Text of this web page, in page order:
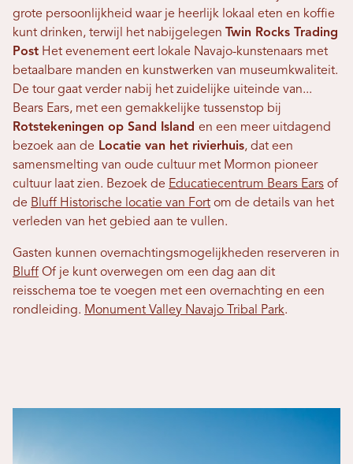
grote persoonlijkheid waar je heerlijk lokaal eten en koffie
kunt drinken, terwijl het nabijgelegen
Twin Rocks Trading
Post Het evenement eert lokale Navajo-kunstenaars met
betaalbare manden en kunstwerken van museumkwaliteit.
De tour gaat verder nabij het zuidelijke uiteinde van...
Bears Ears, met een gemakkelijke tussenstop bij
Rotstekeningen op Sand Island en een meer uitdagend
bezoek aan de Locatie van het rivierhuis, dat een
samensmelting van oude cultuur met Mormon pioneer
cultuur laat zien. Bezoek de Educatiecentrum Bears Ears of
de Bluff Historische locatie van Fort om de details van het
verleden van het gebied aan te vullen.
Gasten kunnen overnachtingsmogelijkheden reserveren in
Bluff Of je kunt overwegen om een ​​dag aan dit
reisschema toe te voegen met een overnachting en een
rondleiding. Monument Valley Navajo Tribal Park.